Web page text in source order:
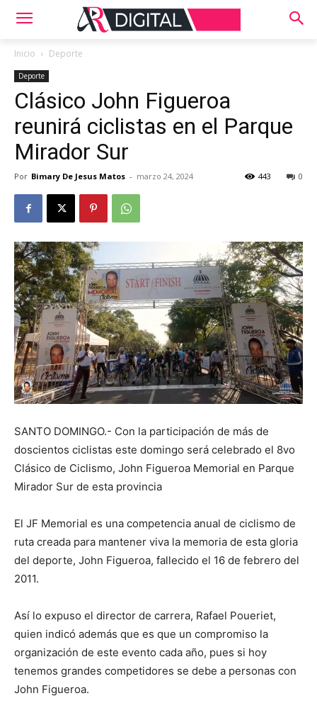
Inicio Deporte
Deporte
Clásico John Figueroa
reunirá ciclistas en el Parque
Mirador Sur
Por Bimary De Jesus Matos - marzo 24, 2024 0
443
SANTO DOMINGO.- Con la participación de más de
doscientos ciclistas este domingo será celebrado el 8vo
Clásico de Ciclismo, John Figueroa Memorial en Parque
Mirador Sur de esta provincia
El JF Memorial es una competencia anual de ciclismo de
ruta creada para mantener viva la memoria de esta gloria
del deporte, John Figueroa, fallecido el 16 de febrero del
2011.
Así lo expuso el director de carrera, Rafael Poueriet,
quien indicó además que es que un compromiso la
organización de este evento cada año, pues si hoy
tenemos grandes competidores se debe a personas con
John Figueroa.